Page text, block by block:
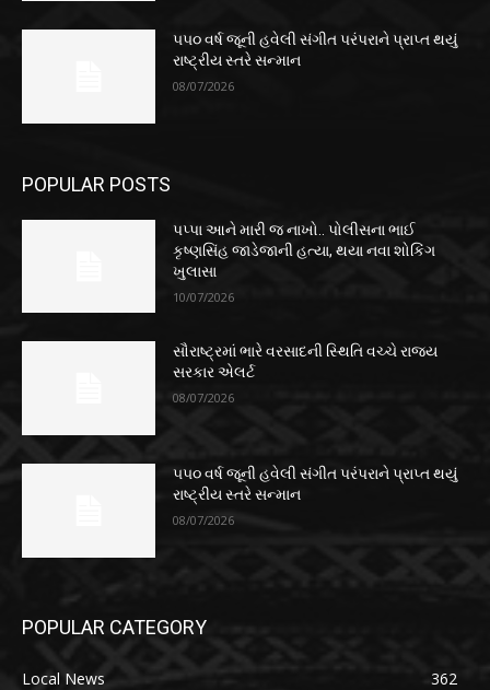
૫૫૦ વર્ષ જૂની હવેલી સંગીત પરંપરાને પ્રાપ્ત થયું
રાષ્ટ્રીય સ્તરે સન્માન
08/07/2026
POPULAR POSTS
પપ્પા આને મારી જ નાખો.. પોલીસના ભાઈ
કૃષ્ણસિંહ જાડેજાની હત્યા, થયા નવા શોકિંગ
ખુલાસા
10/07/2026
સૌરાષ્ટ્રમાં ભારે વરસાદની સ્થિતિ વચ્ચે રાજ્ય
સરકાર એલર્ટ
08/07/2026
૫૫૦ વર્ષ જૂની હવેલી સંગીત પરંપરાને પ્રાપ્ત થયું
રાષ્ટ્રીય સ્તરે સન્માન
08/07/2026
POPULAR CATEGORY
Local News
362